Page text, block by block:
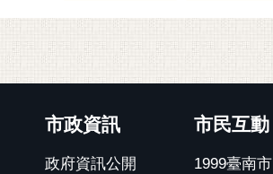
市政資訊
政府資訊公開
市民互動
1999臺南